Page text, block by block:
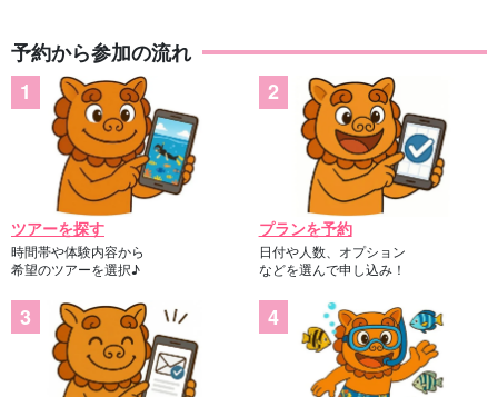
予約から参加の流れ
ツアーを探す
時間帯や体験内容から
希望のツアーを選択♪
プランを予約
日付や人数、オプション
などを選んで申し込み！